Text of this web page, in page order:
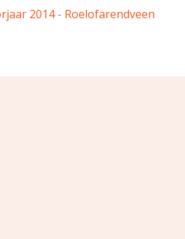
2014 - Roelofarendveen